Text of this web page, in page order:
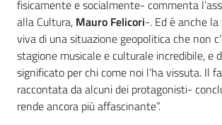
fisicamente e socialmente- commenta
alla Cultura, Mauro Felicori-. Ed è anche
viva di una situazione geopolitica che non
stagione musicale e culturale incredibile, e
significato per chi come noi l’ha vissuta. Il
raccontata da alcuni dei protagonisti-
rende ancora più affascinante”.